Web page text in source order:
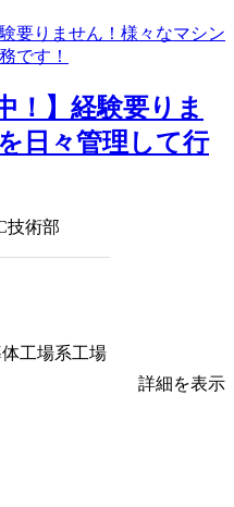
！】経験要りま
日々管理して行
技術部
工場系工場
詳細を表示